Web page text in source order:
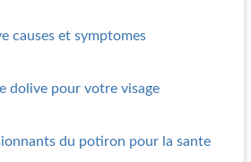
causes et symptomes
dolive pour votre visage
du potiron pour la sante